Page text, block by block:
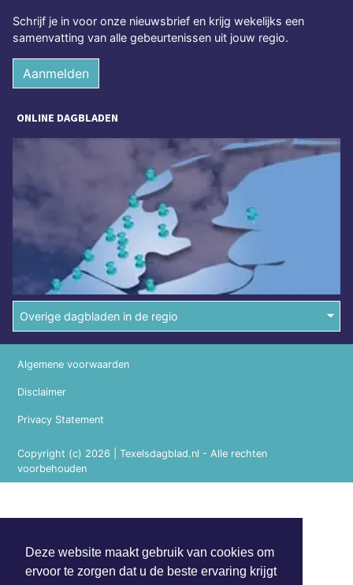
Deze website maakt gebruik van cookies om
ervoor te zorgen dat u de beste ervaring krijgt
Schrijf je in voor onze nieuwsbrief en krijg wekelijks een
samenvatting van alle gebeurtenissen uit jouw regio.
Aanmelden
ONLINE DAGBLADEN
Overige dagbladen in de regio
Copyright (c) 2026 | Texelsdagblad.nl - Alle rechten
voorbehouden
Algemene voorwaarden
Disclaimer
Privacy Statement